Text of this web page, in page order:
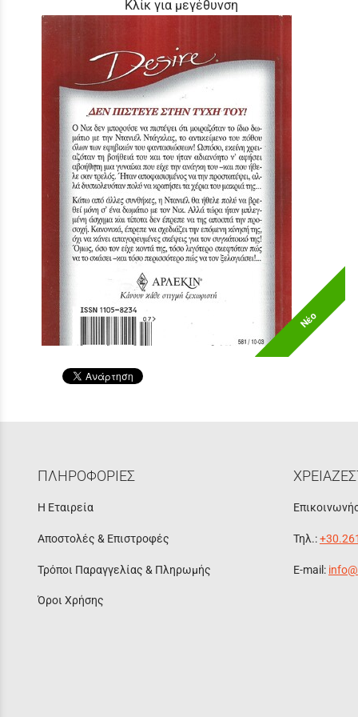
Κλίκ για μεγέθυνση
Νέο
ΠΛΗΡΟΦΟΡΙΕΣ
Η Εταιρεία
Αποστολές & Επιστροφές
Τρόποι Παραγγελίας & Πληρωμής
Όροι Χρήσης
Τηλ.:
E-mail: